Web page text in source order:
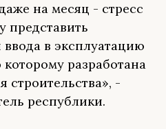
на месяц - стресс
представить
в эксплуатацию
разработана
строительства», -
республики.